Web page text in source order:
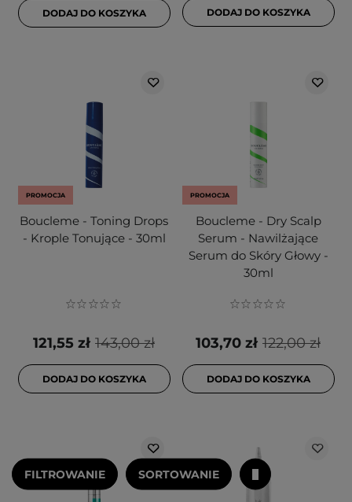
DODAJ DO KOSZYKA DODAJ DO KOSZYKA
PROMOCJA
Boucleme - Toning Drops
- Krople Tonujące - 30ml
143,00 zł
121,55 zł
DODAJ DO KOSZYKA
PROMOCJA
Boucleme - Dry Scalp
Serum - Nawilżające
Serum do Skóry Głowy -
30ml
122,00 zł
103,70 zł
DODAJ DO KOSZYKA
FILTROWANIE SORTOWANIE